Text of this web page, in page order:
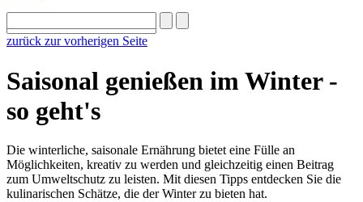
zurück zur vorherigen Seite
Saisonal genießen im Winter -
so geht's
Die winterliche, saisonale Ernährung bietet eine Fülle an
Möglichkeiten, kreativ zu werden und gleichzeitig einen Beitrag
zum Umweltschutz zu leisten. Mit diesen Tipps entdecken Sie die
kulinarischen Schätze, die der Winter zu bieten hat.